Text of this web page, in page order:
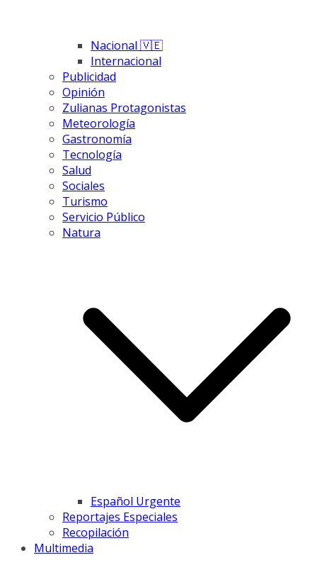
Nacional 🇻🇪
Internacional
Publicidad
Opinión
Zulianas Protagonistas
Meteorología
Gastronomía
Tecnología
Salud
Sociales
Turismo
Servicio Público
Natura
Español Urgente
Reportajes Especiales
Recopilación
Multimedia